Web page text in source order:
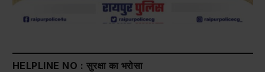
HELPLINE NO : सुरक्षा का भरोसा